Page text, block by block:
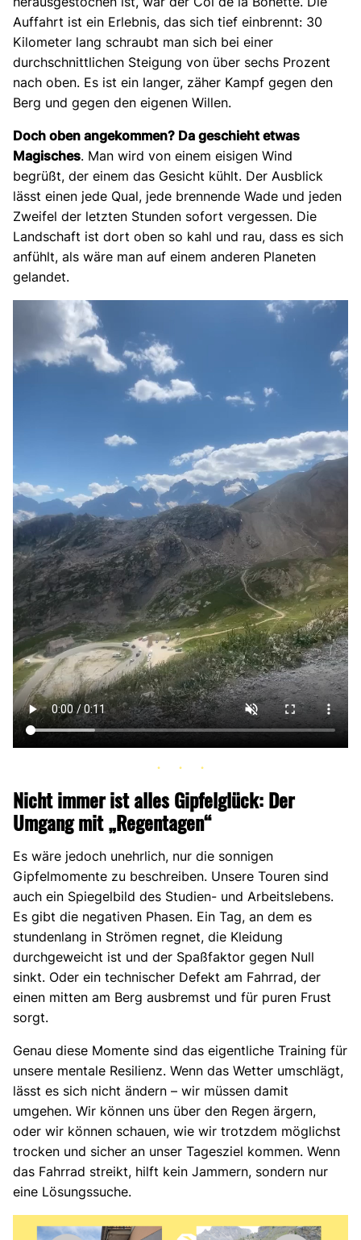
Auffahrt ist ein Erlebnis, das sich tief einbrennt: 30
Kilometer lang schraubt man sich bei einer
durchschnittlichen Steigung von über sechs Prozent
nach oben. Es ist ein langer, zäher Kampf gegen den
Berg und gegen den eigenen Willen.
Doch oben angekommen? Da geschieht etwas
Magisches. Man wird von einem eisigen Wind
begrüßt, der einem das Gesicht kühlt. Der Ausblick
lässt einen jede Qual, jede brennende Wade und jeden
Zweifel der letzten Stunden sofort vergessen. Die
Landschaft ist dort oben so kahl und rau, dass es sich
anfühlt, als wäre man auf einem anderen Planeten
gelandet.
Nicht immer ist alles Gipfelglück: Der
Umgang mit „Regentagen“
Es wäre jedoch unehrlich, nur die sonnigen
Gipfelmomente zu beschreiben. Unsere Touren sind
auch ein Spiegelbild des Studien- und Arbeitslebens.
Es gibt die negativen Phasen. Ein Tag, an dem es
stundenlang in Strömen regnet, die Kleidung
durchgeweicht ist und der Spaßfaktor gegen Null
sinkt. Oder ein technischer Defekt am Fahrrad, der
einen mitten am Berg ausbremst und für puren Frust
sorgt.
Genau diese Momente sind das eigentliche Training für
unsere mentale Resilienz. Wenn das Wetter umschlägt,
lässt es sich nicht ändern – wir müssen damit
umgehen. Wir können uns über den Regen ärgern,
oder wir können schauen, wie wir trotzdem möglichst
trocken und sicher an unser Tagesziel kommen. Wenn
das Fahrrad streikt, hilft kein Jammern, sondern nur
eine Lösungssuche.